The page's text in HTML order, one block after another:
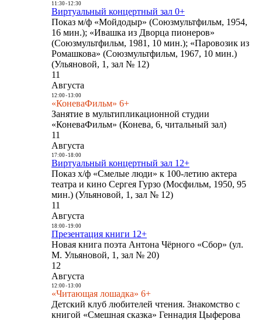
11:30- 12:30
Виртуальный концертный зал 0+
Показ м/ф «Мойдодыр» (Союзмультфильм, 1954,
16 мин.); «Ивашка из Дворца пионеров»
(Союзмультфильм, 1981, 10 мин.); «Паровозик из
Ромашкова» (Союзмультфильм, 1967, 10 мин.)
(Ульяновой, 1, зал № 12)
11
Августа
12:00- 13:00
«КоневаФильм» 6+
Занятие в мультипликационной студии
«КоневаФильм» (Конева, 6, читальный зал)
11
Августа
17:00- 18:00
Виртуальный концертный зал 12+
Показ х/ф «Смелые люди» к 100-летию актера
театра и кино Сергея Гурзо (Мосфильм, 1950, 95
мин.) (Ульяновой, 1, зал № 12)
11
Августа
18:00- 19:00
Презентация книги 12+
Новая книга поэта Антона Чёрного «Сбор» (ул.
М. Ульяновой, 1, зал № 20)
12
Августа
12:00- 13:00
«Читающая лошадка» 6+
Детский клуб любителей чтения. Знакомство с
книгой «Смешная сказка» Геннадия Цыферова